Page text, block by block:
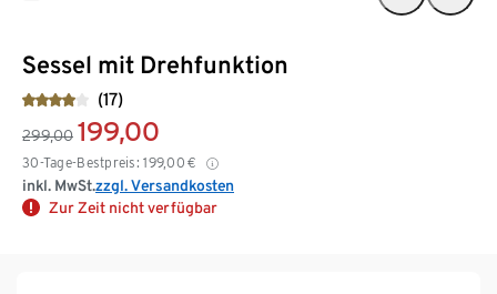
Sessel mit Drehfunktion
(17)
299,00 199,00
30-Tage-Bestpreis: 199,00 €
inkl. MwSt.zzgl. Versandkosten
Zur Zeit nicht verfügbar